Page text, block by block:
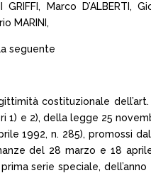
GRIFFI, Marco D’ALBERTI,
MARINI,
seguente
costituzionale
1) e 2), della legge 25
1992, n. 285), promossi
del 28 marzo e 18
serie speciale,